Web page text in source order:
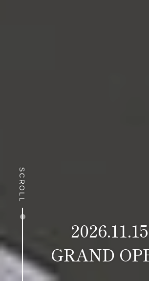
2026.11.15
GRAND
SCROLL